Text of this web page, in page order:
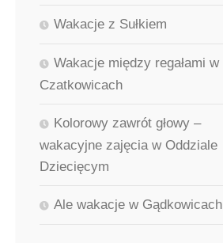
Wakacje z Sułkiem
Wakacje między regałami w
Czatkowicach
Kolorowy zawrót głowy –
wakacyjne zajęcia w Oddziale
Dziecięcym
Ale wakacje w Gądkowicach